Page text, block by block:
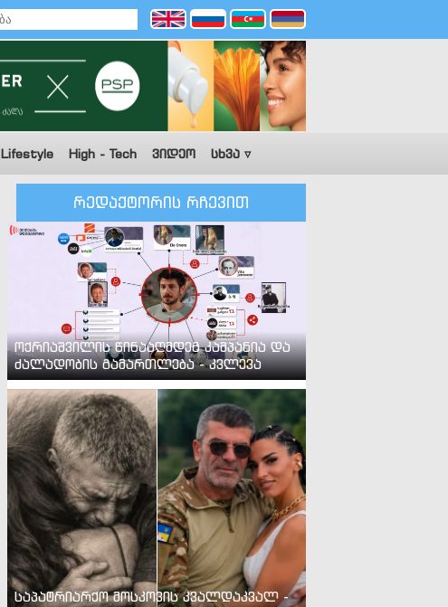
Lifestyle High - Tech ვიდეო სხვა ▿
რედაქტორის რჩევით
ოქრიაშვილის წინააღმდეგ კამპანია და
ძალადობის გამართლება - კვლევა
საპატრიარქო მოსკოვის კვალდაკვალ -